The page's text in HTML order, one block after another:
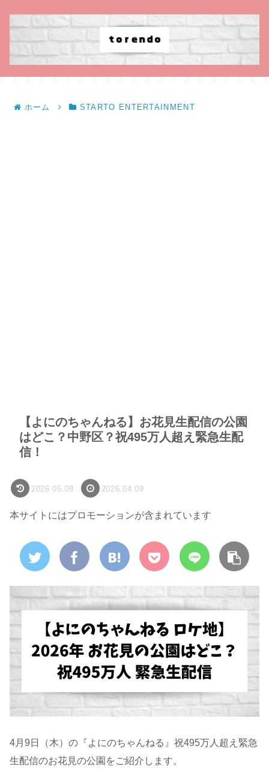
ホーム STARTO ENTERTAINMENT
【よにのちゃんねる】お花見生配信の公園
はどこ？中野区？祝495万人超え緊急生配
信！
2026.05.08 2026.04.09
本サイトにはプロモーションが含まれています
4月9日（木）の『よにのちゃんねる』祝495万人超え緊急
生配信のお花見の公園をご紹介します。